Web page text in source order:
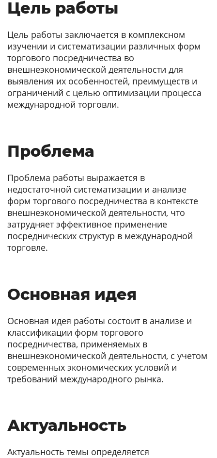
Цель работы
Цель работы заключается в комплексном
изучении и систематизации различных форм
торгового посредничества во
внешнеэкономической деятельности для
выявления их особенностей, преимуществ и
ограничений с целью оптимизации процесса
международной торговли.
Проблема
Проблема работы выражается в
недостаточной систематизации и анализе
форм торгового посредничества в контексте
внешнеэкономической деятельности, что
затрудняет эффективное применение
посреднических структур в международной
торговле.
Основная идея
Основная идея работы состоит в анализе и
классификации форм торгового
посредничества, применяемых в
внешнеэкономической деятельности, с учетом
современных экономических условий и
требований международного рынка.
Актуальность
Актуальность темы определяется